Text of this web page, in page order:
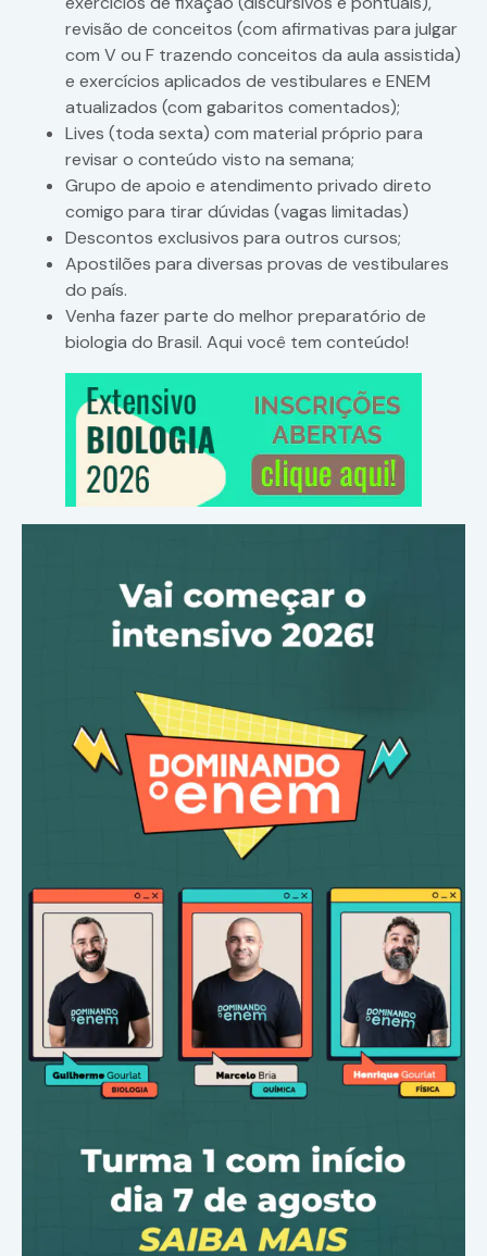
revisão de conceitos (com afirmativas para julgar
com V ou F trazendo conceitos da aula assistida)
e exercícios aplicados de vestibulares e ENEM
atualizados (com gabaritos comentados);
Lives (toda sexta) com material próprio para
revisar o conteúdo visto na semana;
Grupo de apoio e atendimento privado direto
comigo para tirar dúvidas (vagas limitadas)
Descontos exclusivos para outros cursos;
Apostilões para diversas provas de vestibulares
do país.
Venha fazer parte do melhor preparatório de
biologia do Brasil. Aqui você tem conteúdo!